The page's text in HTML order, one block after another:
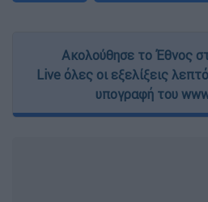
Ακολούθησε το Έθνος
Live όλες οι εξελίξεις
υπογραφή του